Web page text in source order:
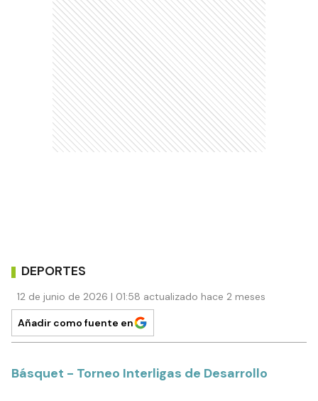
DEPORTES
12 de junio de 2026 | 01:58 actualizado hace 2 meses
Añadir como fuente en
Básquet - Torneo Interligas de Desarrollo